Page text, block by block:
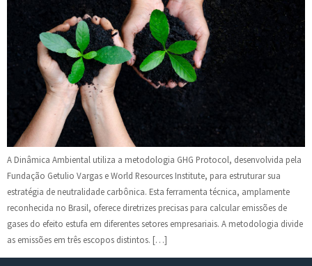
A Dinâmica Ambiental utiliza a metodologia GHG Protocol, desenvolvida pela
Fundação Getulio Vargas e World Resources Institute, para estruturar sua
estratégia de neutralidade carbônica. Esta ferramenta técnica, amplamente
reconhecida no Brasil, oferece diretrizes precisas para calcular emissões de
gases do efeito estufa em diferentes setores empresariais. A metodologia divide
as emissões em três escopos distintos. […]